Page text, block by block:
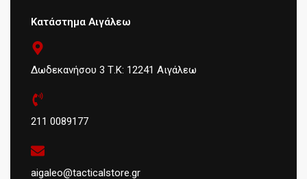
Κατάστημα Αιγάλεω
Δωδεκανήσου 3 Τ.Κ: 12241 Αιγάλεω
211 0089177
aigaleo@tacticalstore.gr